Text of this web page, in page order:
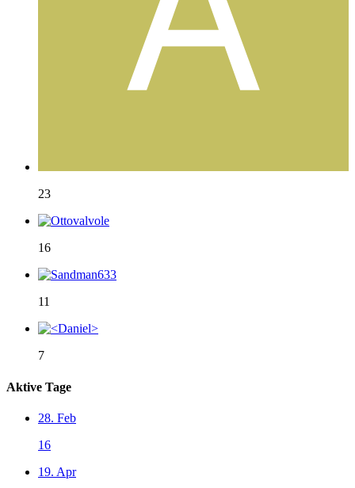
23
16
11
7
Aktive Tage
28. Feb
16
19. Apr